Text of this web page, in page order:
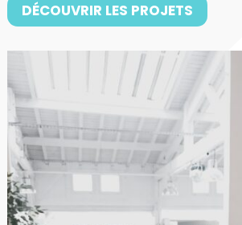
DÉCOUVRIR LES PROJETS